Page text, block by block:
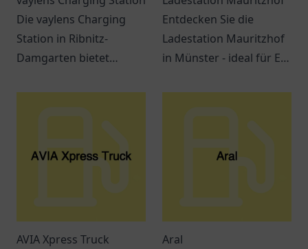
Die vaylens Charging
Station in Ribnitz-
Damgarten bietet
Lademöglichkeiten für
Entdecken Sie die
Ladestation Mauritzhof
in Münster - ideal für E-
Annehmlichkeiten in der
AVIA Xpress Truck Aral